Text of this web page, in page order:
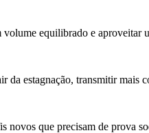
volume equilibrado e aproveitar
da estagnação, transmitir
novos que precisam de prova